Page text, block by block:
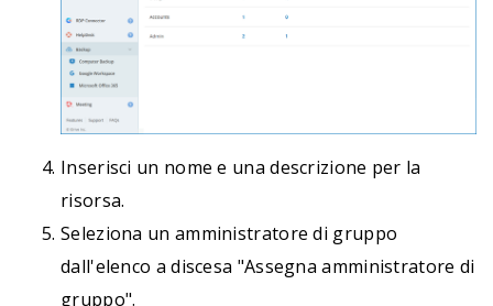
Inserisci un nome e una descrizione per la
risorsa.
Seleziona un amministratore di gruppo
dall'elenco a discesa "Assegna amministratore di
gruppo".